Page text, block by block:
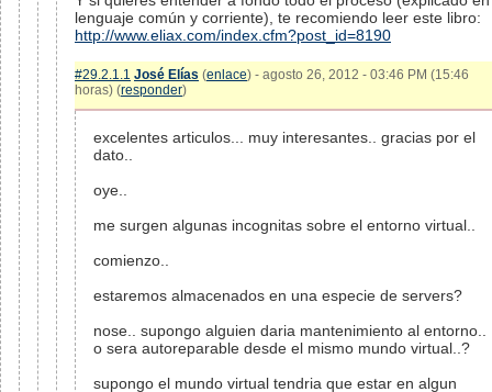
lenguaje común y corriente), te recomiendo leer este libro:
http://www.eliax.com/index.cfm?post_id=8190
#29.2.1.1 José Elías (enlace) - agosto 26, 2012 - 03:46 PM (15:46
horas) (responder)
excelentes articulos... muy interesantes.. gracias por el
dato..
oye..
me surgen algunas incognitas sobre el entorno virtual..
comienzo..
estaremos almacenados en una especie de servers?
nose.. supongo alguien daria mantenimiento al entorno..
o sera autoreparable desde el mismo mundo virtual..?
supongo el mundo virtual tendria que estar en algun